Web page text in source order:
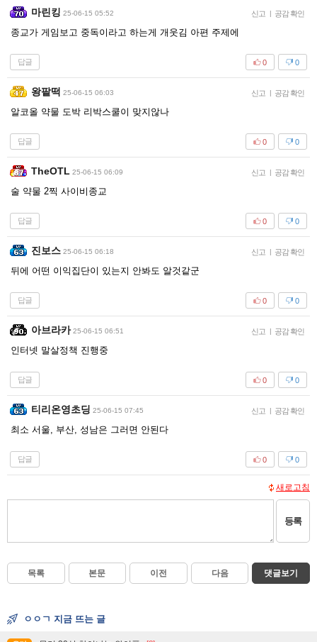
마린킹 25-06-15 05:52 신고 공감 확인
종교가 게임보고 중독이라고 하는게 개웃김 아편 주제에
답글 0
0
왕팥떡 25-06-15 06:03 신고 공감 확인
알코올 약물 도박 리박스쿨이 맞지않나
답글 0
0
TheOTL 25-06-15 06:09 신고 공감 확인
술 약물 2찍 사이비종교
답글 0
0
진보스 25-06-15 06:18 신고 공감 확인
뒤에 어떤 이익집단이 있는지 안봐도 알것같군
답글 0
0
아브라카 25-06-15 06:51 신고 공감 확인
인터넷 말살정책 진행중
답글 0
0
티리온영초딩 25-06-15 07:45 신고 공감 확인
최소 서울, 부산, 성남은 그러면 안된다
답글 0
0
새로고침
등록
목록 본문 이전 다음 댓글보기
ㅇㅇㄱ 지금 뜨는 글